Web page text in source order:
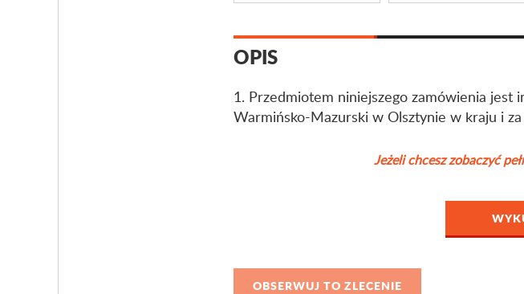
OPIS
1. Przedmiotem niniejszego zamówienia
Warmińsko-Mazurski w Olsztynie w kraju i
Jeżeli chcesz zobaczyć